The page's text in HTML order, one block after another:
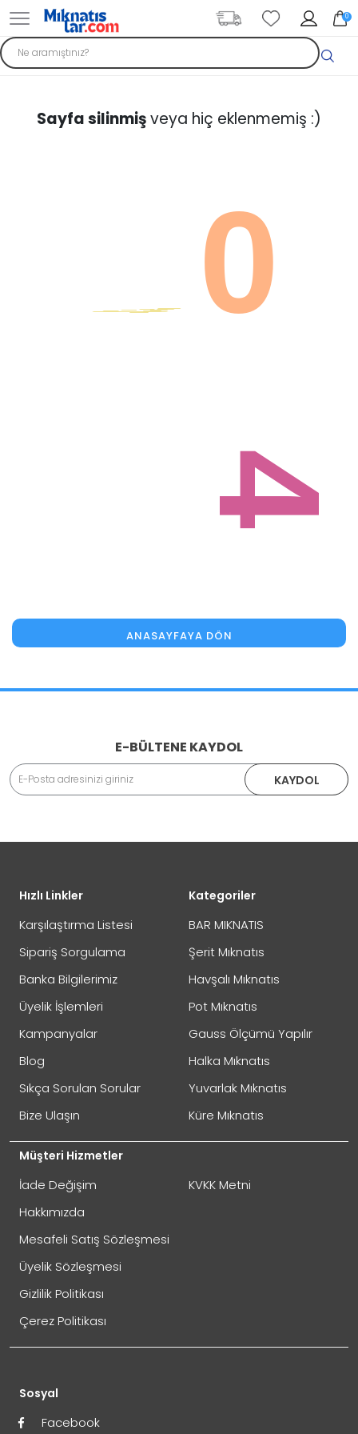
0
Sayfa silinmişveya hiç eklenmemiş :)
4 0
4
ANASAYFAYA DÖN
E-BÜLTENE KAYDOL
KAYDOL
Hızlı Linkler
Karşılaştırma Listesi
Sipariş Sorgulama
Banka Bilgilerimiz
Üyelik İşlemleri
Kampanyalar
Blog
Sıkça Sorulan Sorular
Bize Ulaşın
Müşteri Hizmetler
İade Değişim
Hakkımızda
Mesafeli Satış Sözleşmesi
Üyelik Sözleşmesi
Gizlilik Politikası
Çerez Politikası
KVKK Metni
Kategoriler
BAR MIKNATIS
Şerit Mıknatıs
Havşalı Mıknatıs
Pot Mıknatıs
Gauss Ölçümü Yapılır
Halka Mıknatıs
Yuvarlak Mıknatıs
Küre Mıknatıs
Sosyal
Facebook